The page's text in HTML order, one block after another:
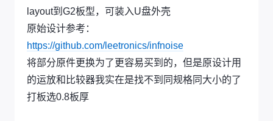
layout到G2板型，可装入U盘外壳
原始设计参考：
https://github.com/leetronics/infnoise
将部分原件更换为了更容易买到的，但是原设计用
的运放和比较器我实在是找不到同规格同大小的了
打板选0.8板厚